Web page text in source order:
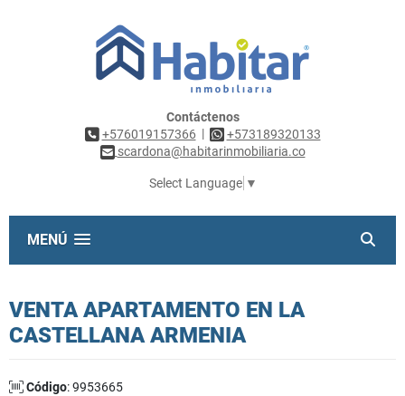
Contáctenos
+576019157366 |
+573189320133
scardona@habitarinmobiliaria.co
Select Language ▼
MENÚ
VENTA APARTAMENTO EN LA
CASTELLANA ARMENIA
Código: 9953665